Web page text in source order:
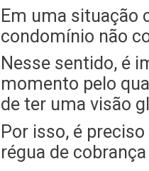
Em uma situação
condomínio não
Nesse sentido, é
momento pelo
de ter uma visão
Por isso, é
régua de